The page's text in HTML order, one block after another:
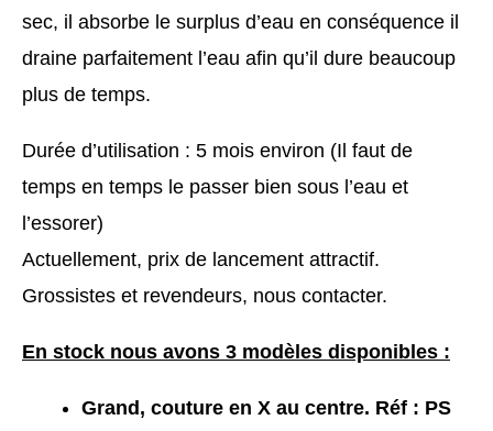
sec, il absorbe le surplus d’eau en conséquence il
draine parfaitement l’eau afin qu’il dure beaucoup
plus de temps.
Durée d’utilisation : 5 mois environ (Il faut de
temps en temps le passer bien sous l’eau et
l’essorer)
Actuellement, prix de lancement attractif.
Grossistes et revendeurs, nous contacter.
En stock nous avons 3 modèles disponibles :
Grand, couture en X au centre. Réf : PS